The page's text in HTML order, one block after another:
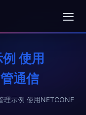
使用
通信
理示例 使用NETCONF